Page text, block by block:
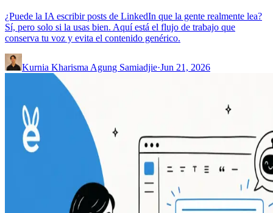
¿Puede la IA escribir posts de LinkedIn que la gente realmente lea?
Sí, pero solo si la usas bien. Aquí está el flujo de trabajo que
conserva tu voz y evita el contenido genérico.
Kurnia Kharisma Agung Samiadjie·Jun 21, 2026